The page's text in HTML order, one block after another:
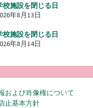
校施設を閉じる日
年8月13日
校施設を閉じる日
年8月14日
および肖像権について
止基本方針